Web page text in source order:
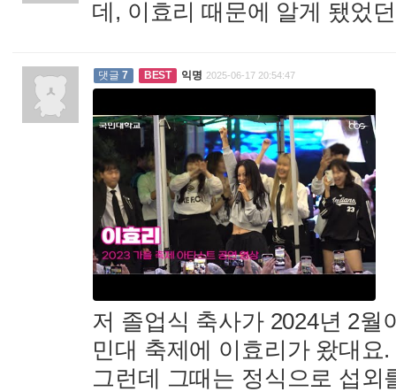
데, 이효리 때문에 알게 됐었
댓글 7 BEST 익명 2025-06-17 20:54:47
저 졸업식 축사가 2024년 2월
민대 축제에 이효리가 왔대요.
그런데 그때는 정식으로 섭